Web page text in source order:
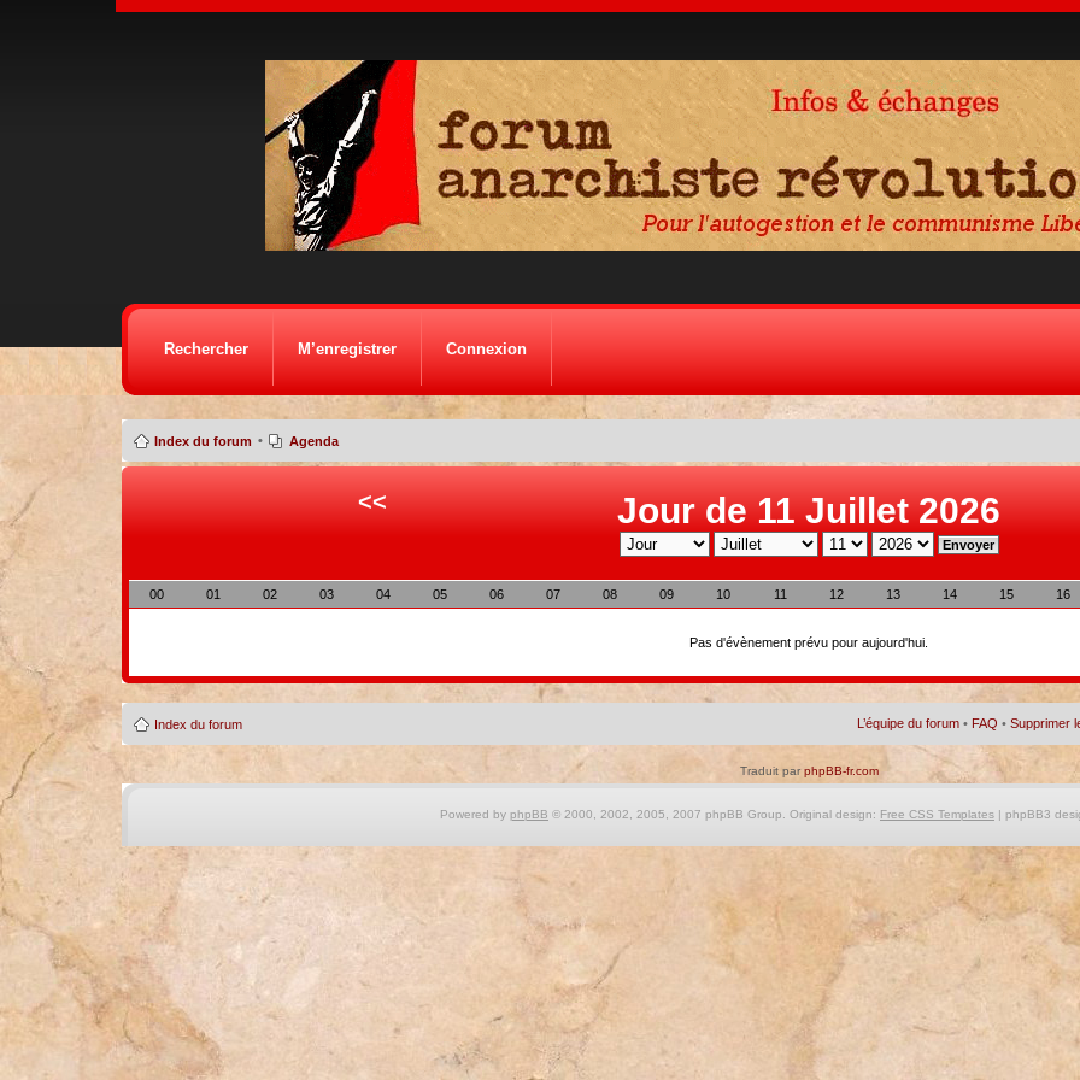
Rechercher M’enregistrer Connexion
Index du forum • Agenda
<< Jour de 11 Juillet 2026
00 01 02 03 04 05 06 07 08 09 10 11 12 13 14 15 16
Pas d'évènement prévu pour aujourd'hui.
Index du forum L’équipe du forum • FAQ •Supprimer
Traduit parphpBB-fr.com
Powered by phpBB © 2000, 2002, 2005, 2007 phpBB Group. Original design: Free CSS Templates| phpBB3